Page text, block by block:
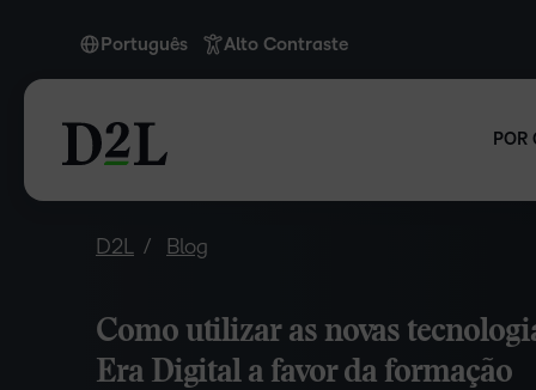
Português
Português
Alto Contraste
POR
D2L Blog
Como utilizar as novas
Era Digital a favor da formação